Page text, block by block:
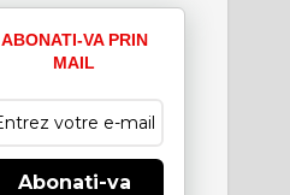
ABONATI-VA PRIN
MAIL
Abonati-va